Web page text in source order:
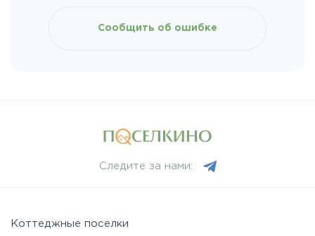
Симферопольское
Сообщить об ошибке
Следите за нами:
Коттеджные поселки